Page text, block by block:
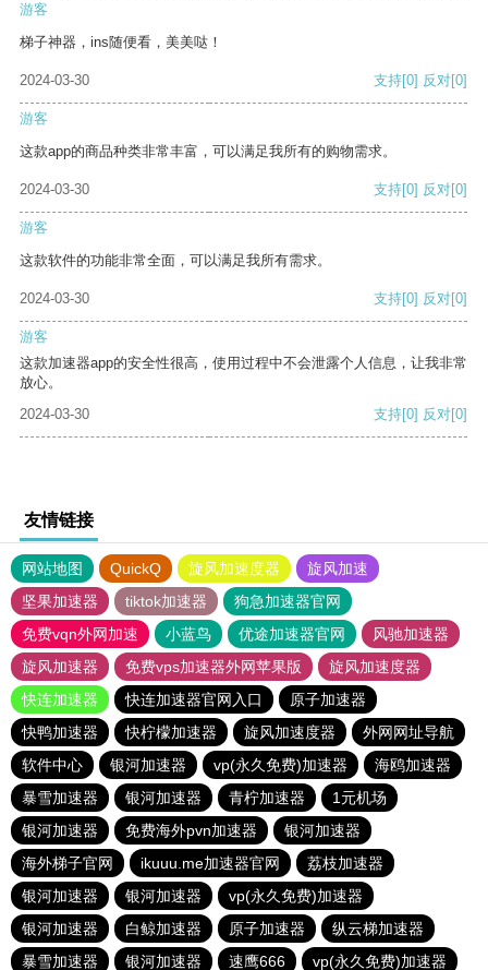
游客
梯子神器，ins随便看，美美哒！
2024-03-30 支持[0] 反对[0]
游客
这款app的商品种类非常丰富，可以满足我所有的购物需求。
2024-03-30 支持[0] 反对[0]
游客
这款软件的功能非常全面，可以满足我所有需求。
2024-03-30 支持[0] 反对[0]
游客
这款加速器app的安全性很高，使用过程中不会泄露个人信息，让我非常
放心。
2024-03-30
支持[0] 反对[0]
友情链接
网站地图 QuickQ 旋风加速度器
旋风加速
坚果加速器
tiktok加速器
狗急加速器官网
免费vqn外网加速
小蓝鸟 优途加速器官网
风驰加速器
旋风加速器
免费vps加速器外网苹果版
旋风加速度器
快连加速器
快连加速器官网入口
原子加速器
快鸭加速器
快柠檬加速器 旋风加速度器
外网网址导航
软件中心
银河加速器 vp(永久免费)加速器
海鸥加速器
暴雪加速器
银河加速器 青柠加速器
1元机场
银河加速器
免费海外pvn加速器
银河加速器
海外梯子官网
ikuuu.me加速器官网
荔枝加速器
银河加速器
银河加速器
vp(永久免费)加速器
银河加速器
白鲸加速器 原子加速器
纵云梯加速器
暴雪加速器
银河加速器 速鹰666 vp(永久免费)加速器